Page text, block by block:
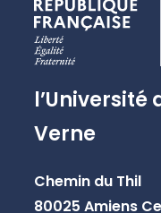
l’Université
Verne
Chemin du Thil
80025 Amiens